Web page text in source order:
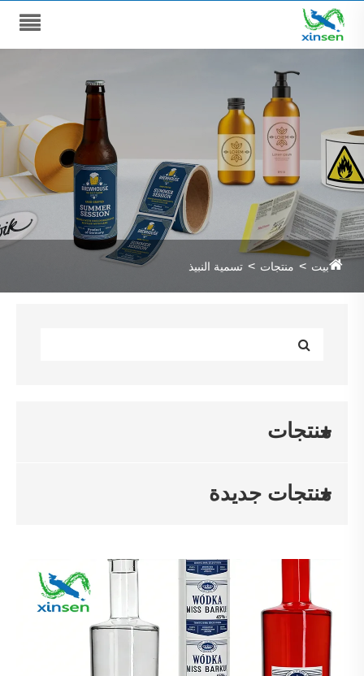
بيت منتجات تسمية النبيذ
منتجات
منتجات جديدة